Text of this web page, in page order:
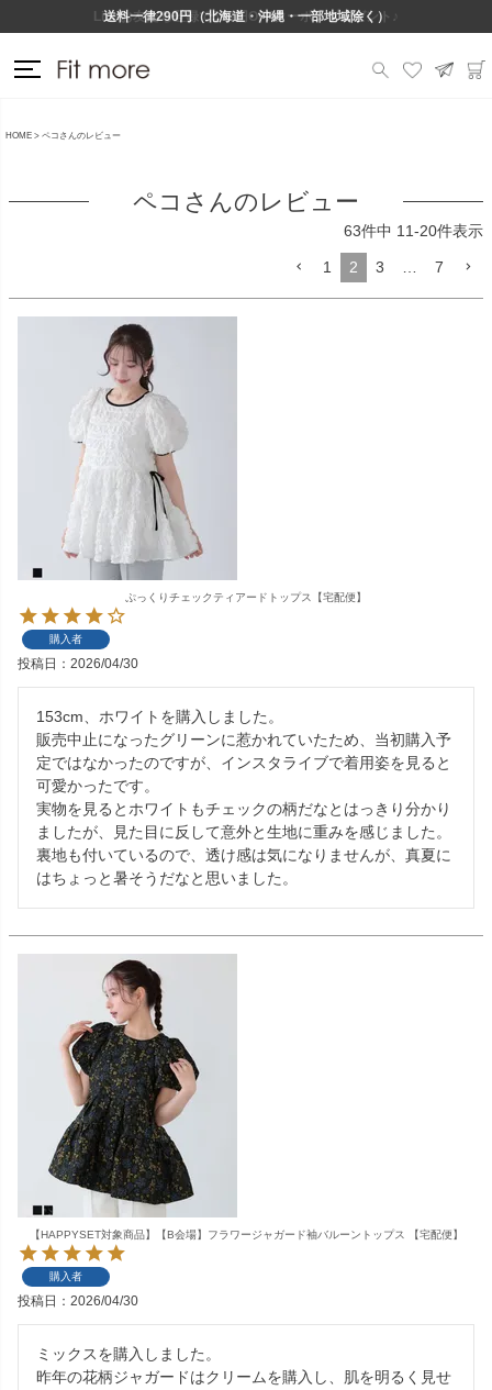
Lineお友だち登録で500円OFFクーポンプレゼント♪
送料一律290円（北海道・沖縄・一部地域除く）
HOME ペコさんのレビュー
ペコさんのレビュー
63件中 11-20件表示
1 2 3 7
ぷっくりチェックティアードトップス【宅配便】
購入者
投稿日 2026/04/30
153cm、ホワイトを購入しました。
販売中止になったグリーンに惹かれていたため、当初購入予
定ではなかったのですが、インスタライブで着用姿を見ると
可愛かったです。
実物を見るとホワイトもチェックの柄だなとはっきり分かり
ましたが、見た目に反して意外と生地に重みを感じました。
裏地も付いているので、透け感は気になりませんが、真夏に
はちょっと暑そうだなと思いました。
【HAPPYSET対象商品】【B会場】フラワージャガード袖バルーントップス 【宅配便】
購入者
投稿日 2026/04/30
ミックスを購入しました。
昨年の花柄ジャガードはクリームを購入し、肌を明るく見せ